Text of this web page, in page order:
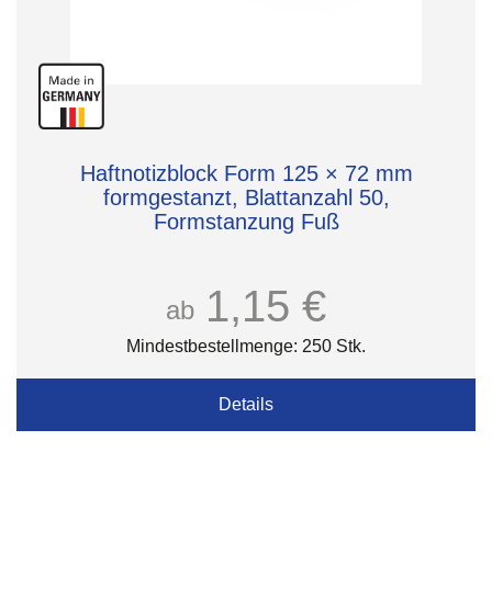
Haftnotizblock Form 125 × 72 mm
formgestanzt, Blattanzahl 50,
Formstanzung Fuß
ab 1,15 €
Mindestbestellmenge: 250 Stk.
Details